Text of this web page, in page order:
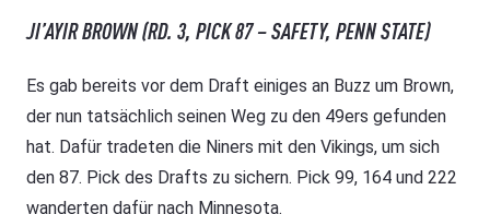
JI’AYIR BROWN (RD. 3, PICK 87 – SAFETY, PENN STATE)
Es gab bereits vor dem Draft einiges an Buzz um Brown,
der nun tatsächlich seinen Weg zu den 49ers gefunden
hat. Dafür tradeten die Niners mit den Vikings, um sich
den 87. Pick des Drafts zu sichern. Pick 99, 164 und 222
wanderten dafür nach Minnesota.